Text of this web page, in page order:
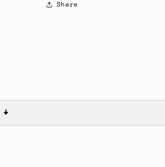
Share
🠋